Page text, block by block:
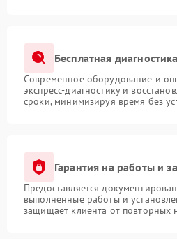
Бесплатная
Современное оборудование и
экспресс-диагностику и
сроки, минимизируя время без
Гарантия на работы и
Предоставляется
выполненные работы и
защищает клиента от повторных